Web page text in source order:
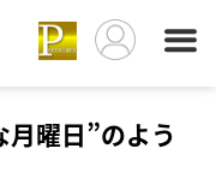
曜日”のよう